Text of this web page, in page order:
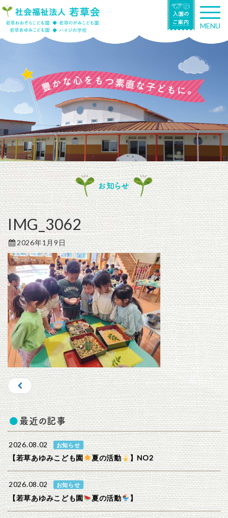
T
o
g
n
g
a
t
n
MENU
お知らせ
IMG_3062
2026年1月9日
最近の記事
2026.08.02 お知らせ
【若草あゆみこども園 夏の活動 】NO2
2026.08.02 お知らせ
【若草あゆみこども園 夏の活動 】